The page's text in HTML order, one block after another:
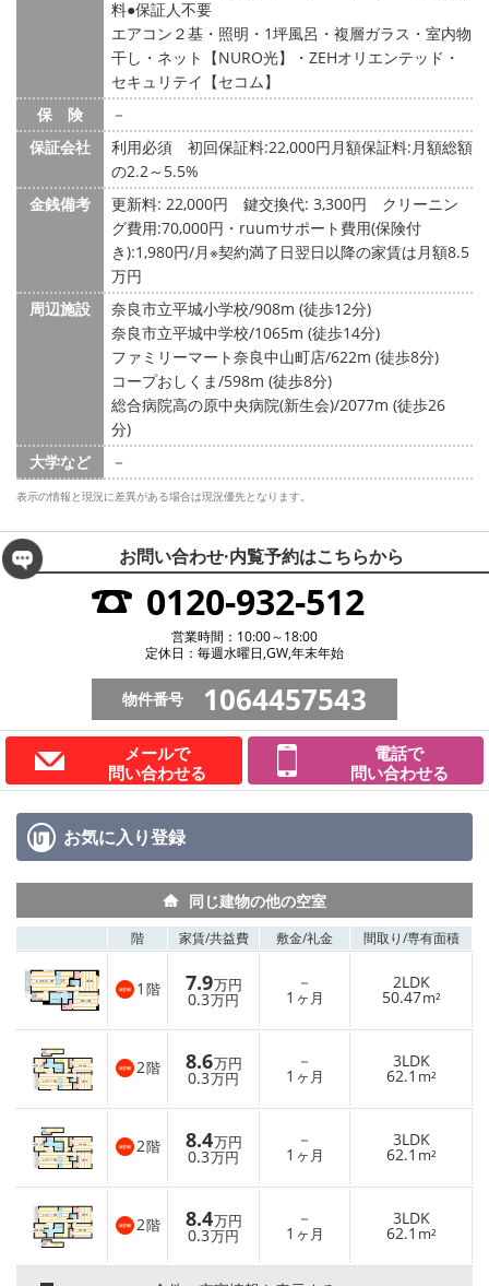
料 保証人不要
エアコン２基・照明・1坪風呂・複層ガラス・室内物
干し・ネット【NURO光】・ZEHオリエンテッド・
セキュリテイ【セコム】
保 険
－
保証会社
利用必須 初回保証料:22,000円月額保証料:月額総額
の2.2～5.5%
金銭備考
更新料: 22,000円 鍵交換代: 3,300円
クリーニン
グ費用:70,000円・ruumサポート費用(保険付
き):1,980円/月※契約満了日翌日以降の家賃は月額8.5
万円
周辺施設
奈良市立平城小学校/908m (徒歩12分)
奈良市立平城中学校/1065m (徒歩14分)
ファミリーマート奈良中山町店/622m (徒歩8分)
コープおしくま/598m (徒歩8分)
総合病院高の原中央病院(新生会)/2077m (徒歩26
分)
大学など
－
表示の情報と現況に差異がある場合は現況優先となります。
お問い合わせ·内覧予約はこちらから
0120-932-512
営業時間：10:00～18:00
定休日：毎週水曜日,GW,年末年始
物件番号 1064457543
メールで
問い合わせる
電話で
問い合わせる
お気に入り登録
同じ建物の他の空室
階 家賃/共益費 敷金/礼金 間取り/専有面積
1 階 7.9万円
0.3万円
－
1 ヶ月
2LDK
50.47m²
2階 8.6万円
0.3万円
－
1 ヶ月
3LDK
62.1 m²
2階 8.4万円
0.3万円
－
1 ヶ月
3LDK
62.1 m²
2階 8.4万円
0.3万円
－
1 ヶ月
3LDK
62.1 m²